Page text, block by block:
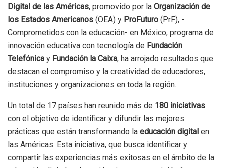
Digital de las Américas, promovido por la Organización de
los Estados Americanos (OEA) y ProFuturo (PrF), -
Comprometidos con la educación- en México, programa de
innovación educativa con tecnología de Fundación
Telefónica y Fundación la Caixa, ha arrojado resultados que
destacan el compromiso y la creatividad de educadores,
instituciones y organizaciones en toda la región.
Un total de 17 países han reunido más de 180 iniciativas
con el objetivo de identificar y difundir las mejores
prácticas que están transformando la educación digital en
las Américas. Esta iniciativa, que busca identificar y
compartir las experiencias más exitosas en el ámbito de la